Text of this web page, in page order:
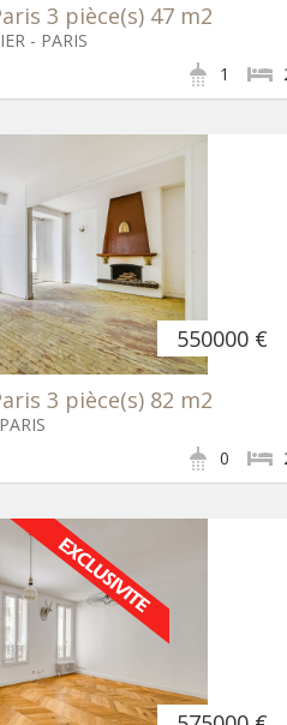
3 pièce(s) 47 m2
- PARIS
1
550000 €
3 pièce(s) 82 m2
PARIS
0